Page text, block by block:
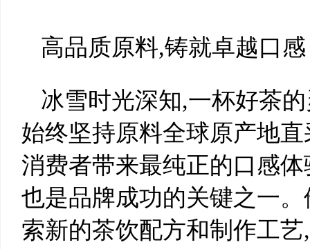
高品质原料,铸就卓越口感
冰雪时光深知,一杯好茶
始终坚持原料全球原产地
消费者带来最纯正的口感
也是品牌成功的关键之一
索新的茶饮配方和制作工